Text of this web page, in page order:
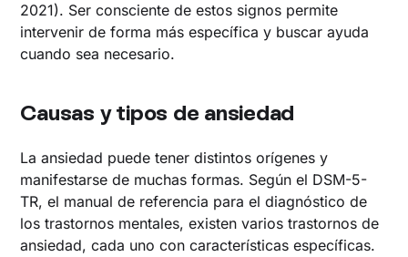
2021). Ser consciente de estos signos permite
intervenir de forma más específica y buscar ayuda
cuando sea necesario.
Causas y tipos de ansiedad
La ansiedad puede tener distintos orígenes y
manifestarse de muchas formas. Según el DSM-5-
TR, el manual de referencia para el diagnóstico de
los trastornos mentales, existen varios trastornos de
ansiedad, cada uno con características específicas.